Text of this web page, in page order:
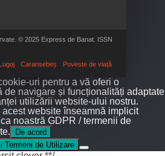
© 2025 Express de Banat. ISSN
Lugoj Caransebeș Poveste de viață
uri pentru a vă oferi o
de navigare și funcționalități adaptate
utilizării website-ului nostru.
website înseamnă implicit
noastră GDPR / termenii de
De acord
Termeni de Utilizare